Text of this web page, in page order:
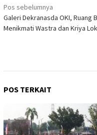
Navigasi
pos
Pos sebelumnya
Galeri Dekranasda OKI, Ruang
Menikmati Wastra dan Kriya
POS TERKAIT